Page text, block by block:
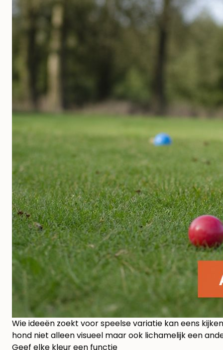
Wie ideeën zoekt voor speelse variatie kan eens
hond niet alleen visueel maar ook lichamelijk een
Geef elke kleur een functie